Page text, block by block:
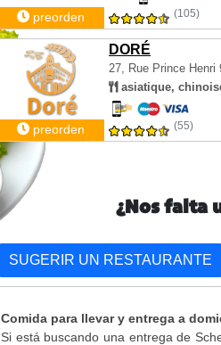
preorden (105)
DORÉ
27, Rue Prince Henri
asiatique,
preorden (55)
¿Nos falta
SUGERIR UN RESTAURANTE
Comida para llevar y entrega a
Si está buscando una entrega de